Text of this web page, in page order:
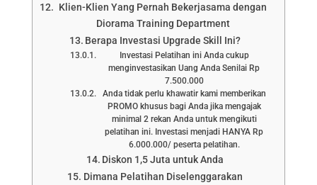
Klien-Klien Yang Pernah Bekerjasama dengan
Diorama Training Department
Berapa Investasi Upgrade Skill Ini?
Investasi Pelatihan ini Anda cukup
menginvestasikan Uang Anda Senilai Rp
7.500.000
Anda tidak perlu khawatir kami memberikan
PROMO khusus bagi Anda jika mengajak
minimal 2 rekan Anda untuk mengikuti
pelatihan ini. Investasi menjadi HANYA Rp
6.000.000/ peserta pelatihan.
Diskon 1,5 Juta untuk Anda
Dimana Pelatihan Diselenggarakan